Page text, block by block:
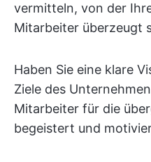
vermitteln, von der
Mitarbeiter überzeugt
Haben Sie eine klare
Ziele des
Mitarbeiter für die
begeistert und